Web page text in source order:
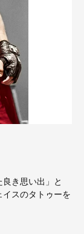
き思い出」と
イスのタトゥーを